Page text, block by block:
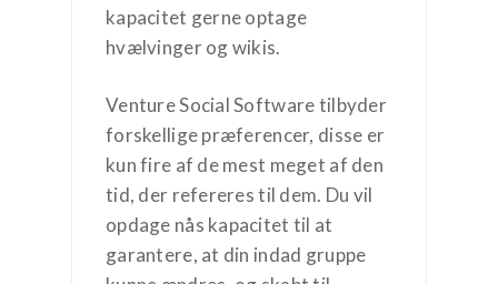
kapacitet gerne optage
hvælvinger og wikis.
Venture Social Software tilbyder
forskellige præferencer, disse er
kun fire af de mest meget af den
tid, der refereres til dem. Du vil
opdage nås kapacitet til at
garantere, at din indad gruppe